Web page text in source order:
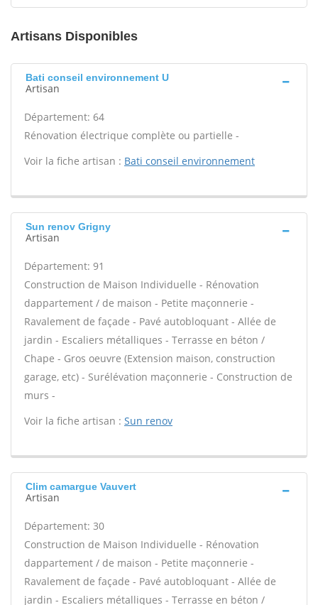
Artisans Disponibles
Bati conseil environnement U
Artisan
Département: 64
Rénovation électrique complète ou partielle -
Voir la fiche artisan : Bati conseil environnement
Sun renov Grigny
Artisan
Département: 91
Construction de Maison Individuelle - Rénovation
dappartement / de maison - Petite maçonnerie -
Ravalement de façade - Pavé autobloquant - Allée de
jardin - Escaliers métalliques - Terrasse en béton /
Chape - Gros oeuvre (Extension maison, construction
garage, etc) - Surélévation maçonnerie - Construction de
murs -
Voir la fiche artisan : Sun renov
Clim camargue Vauvert
Artisan
Département: 30
Construction de Maison Individuelle - Rénovation
dappartement / de maison - Petite maçonnerie -
Ravalement de façade - Pavé autobloquant - Allée de
jardin - Escaliers métalliques - Terrasse en béton /